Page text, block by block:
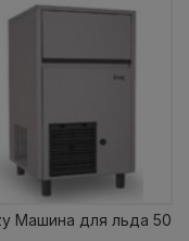
Машина для льда 50